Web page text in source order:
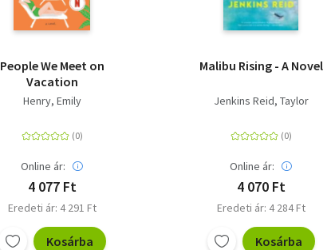
People We Meet on
Vacation
Henry, Emily
Online ár:
4 077 Ft
Eredeti ár: 4 291 Ft
Kosárba
Malibu Rising - A Novel
Jenkins Reid, Taylor
Online ár:
4 070 Ft
Eredeti ár: 4 284 Ft
Kosárba